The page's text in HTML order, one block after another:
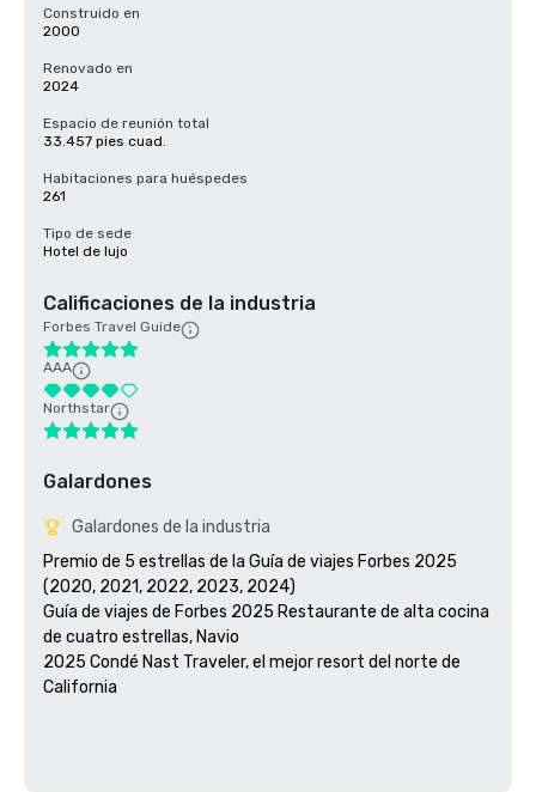
Construido en
2000
Renovado en
2024
Espacio de reunión total
33.457 pies cuad.
Habitaciones para huéspedes
261
Tipo de sede
Hotel de lujo
Calificaciones de la industria
Forbes Travel Guide
AAA
Northstar
Galardones
Galardones de la industria
Premio de 5 estrellas de la Guía de viajes Forbes 2025
(2020, 2021, 2022, 2023, 2024)
Guía de viajes de Forbes 2025 Restaurante de alta cocina
de cuatro estrellas, Navio
2025 Condé Nast Traveler, el mejor resort del norte de
California